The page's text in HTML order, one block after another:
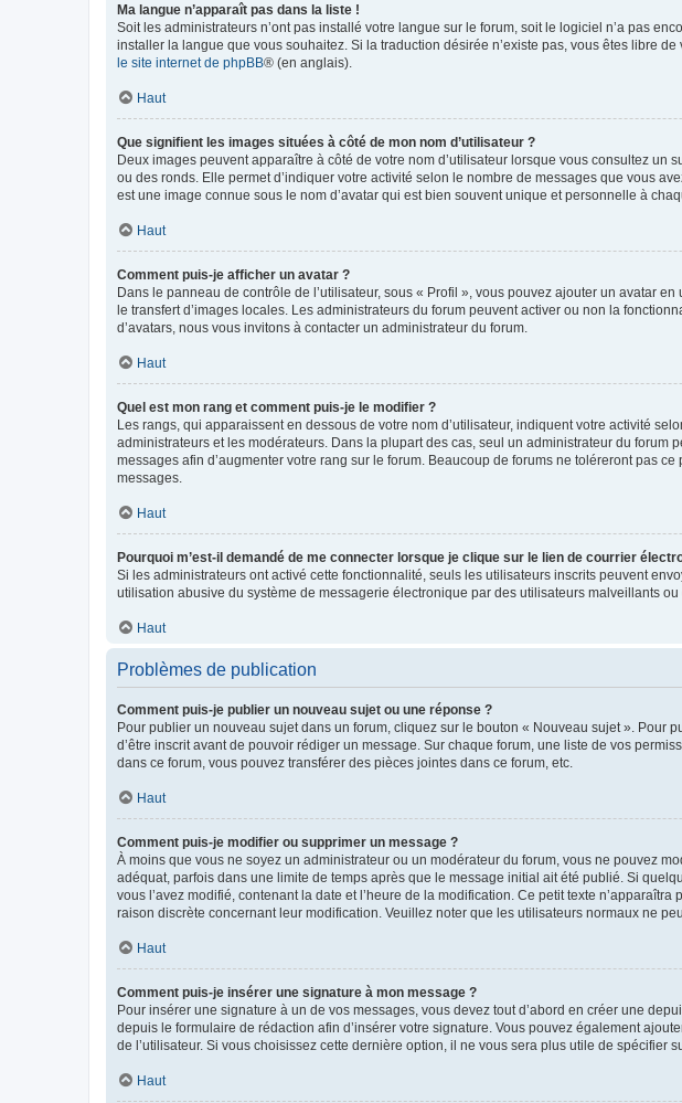
Ma langue n’apparaît pas dans la liste !
Soit les administrateurs n’ont pas installé votre langue sur le forum, soit le logiciel n’a pas
installer la langue que vous souhaitez. Si la traduction désirée n’existe pas, vous êtes libre
le site internet de phpBB® (en anglais).
Haut
Que signifient les images situées à côté de mon nom d’utilisateur ?
Deux images peuvent apparaître à côté de votre nom d’utilisateur lorsque vous consultez
ou des ronds. Elle permet d’indiquer votre activité selon le nombre de messages que vous
est une image connue sous le nom d’avatar qui est bien souvent unique et personnelle à
Haut
Comment puis-je afficher un avatar ?
Dans le panneau de contrôle de l’utilisateur, sous « Profil », vous pouvez ajouter un avatar
le transfert d’images locales. Les administrateurs du forum peuvent activer ou non la
d’avatars, nous vous invitons à contacter un administrateur du forum.
Haut
Quel est mon rang et comment puis-je le modifier ?
Les rangs, qui apparaissent en dessous de votre nom d’utilisateur, indiquent votre activité
administrateurs et les modérateurs. Dans la plupart des cas, seul un administrateur du
messages afin d’augmenter votre rang sur le forum. Beaucoup de forums ne toléreront pas
messages.
Haut
Pourquoi m’est-il demandé de me connecter lorsque je clique sur le lien de courrier
Si les administrateurs ont activé cette fonctionnalité, seuls les utilisateurs inscrits peuvent
utilisation abusive du système de messagerie électronique par des utilisateurs malveillants ou
Haut
Problèmes de publication
Comment puis-je publier un nouveau sujet ou une réponse ?
Pour publier un nouveau sujet dans un forum, cliquez sur le bouton « Nouveau sujet ».
d’être inscrit avant de pouvoir rédiger un message. Sur chaque forum, une liste de vos
dans ce forum, vous pouvez transférer des pièces jointes dans ce forum, etc.
Haut
Comment puis-je modifier ou supprimer un message ?
À moins que vous ne soyez un administrateur ou un modérateur du forum, vous ne pouvez
adéquat, parfois dans une limite de temps après que le message initial ait été publié. Si
vous l’avez modifié, contenant la date et l’heure de la modification. Ce petit texte
raison discrète concernant leur modification. Veuillez noter que les utilisateurs normaux ne
Haut
Comment puis-je insérer une signature à mon message ?
Pour insérer une signature à un de vos messages, vous devez tout d’abord en créer une
depuis le formulaire de rédaction afin d’insérer votre signature. Vous pouvez également
de l’utilisateur. Si vous choisissez cette dernière option, il ne vous sera plus utile de spécifier
Haut